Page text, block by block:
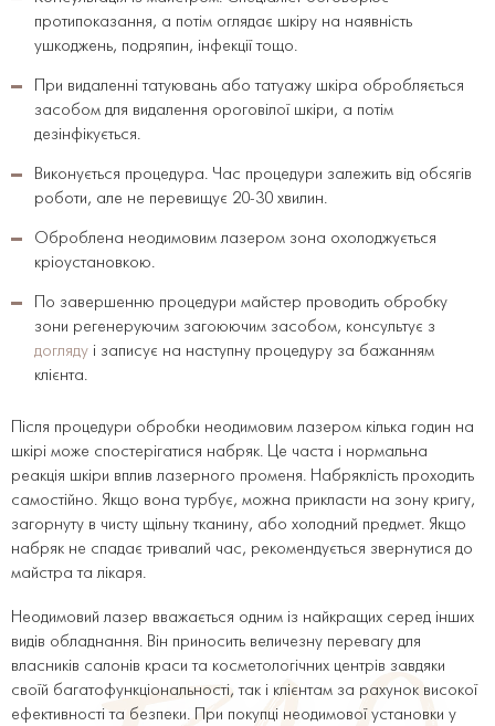
протипоказання, а потім оглядає шкіру на наявність
ушкоджень, подряпин, інфекції тощо.
При видаленні татуювань або татуажу шкіра обробляється
засобом для видалення ороговілої шкіри, а потім
дезінфікується.
Виконується процедура. Час процедури залежить від обсягів
роботи, але не перевищує 20-30 хвилин.
Оброблена неодимовим лазером зона охолоджується
кріоустановкою.
По завершенню процедури майстер проводить обробку
зони регенеруючим загоюючим засобом, консультує з
догляду і записує на наступну процедуру за бажанням
клієнта.
Після процедури обробки неодимовим лазером кілька годин на
шкірі може спостерігатися набряк. Це часта і нормальна
реакція шкіри вплив лазерного променя. Набряклість проходить
самостійно. Якщо вона турбує, можна прикласти на зону кригу,
загорнуту в чисту щільну тканину, або холодний предмет. Якщо
набряк не спадає тривалий час, рекомендується звернутися до
майстра та лікаря.
Неодимовий лазер вважається одним із найкращих серед інших
видів обладнання. Він приносить величезну перевагу для
власників салонів краси та косметологічних центрів завдяки
своїй багатофункціональності, так і клієнтам за рахунок високої
ефективності та безпеки. При покупці неодимової установки у